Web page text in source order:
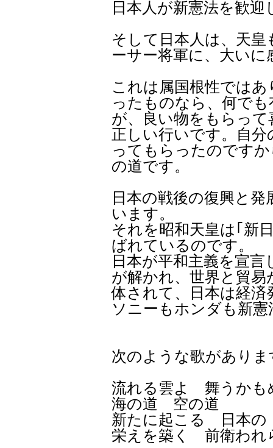
日本人が新憲法を歓迎
そして日本人は、天
ーサー将軍に、大い
これは属国根性では
ったものなら、何で
が、良い物をもらっ
正しい行いです。自
ってもらったのです
の道です。
日本の戦後の復興と
います。
それを昭和天皇は｢新
ばれているのです。
日本が平和主義を宣
が解かれ、世界と貿
体されて、日本は経
ソニーもホンダも新
次のような歌がありま
流れる雲よ 舞うかも
海の道 空の道
新たに起こる 日本の
栄えを築く 前衛われ